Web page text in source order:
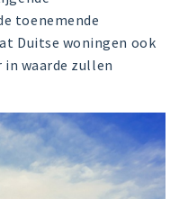
toenemende
Duitse woningen ook
in waarde zullen